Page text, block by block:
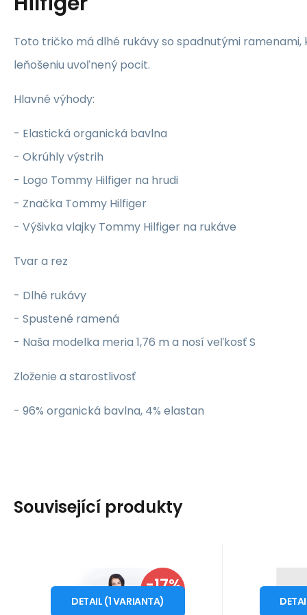
Toto tričko má dlhé rukávy so spadnutými ramenami,
leňošeniu uvoľnený pocit.
Hlavné výhody:
- Elastická organická bavlna
- Okrúhly výstrih
- Logo Tommy Hilfiger na hrudi
- Značka Tommy Hilfiger
- Výšivka vlajky Tommy Hilfiger na rukáve
Tvar a rez
- Dlhé rukávy
- Spustené ramená
- Naša modelka meria 1,76 m a nosí veľkosť S
Zloženie a starostlivosť
- 96% organická bavlna, 4% elastan
Související produkty
-17%
ZĽAVA
Dámske šaty M51965
vínové - Adika
i10_P28800
1210003224887
od47.44EUR57.11 EUR
Na sklade - expedícia ihneď
46
DETAIL (1VARIANTA)
Šaty z kolekcie jeseň / zima
od
Dámsky